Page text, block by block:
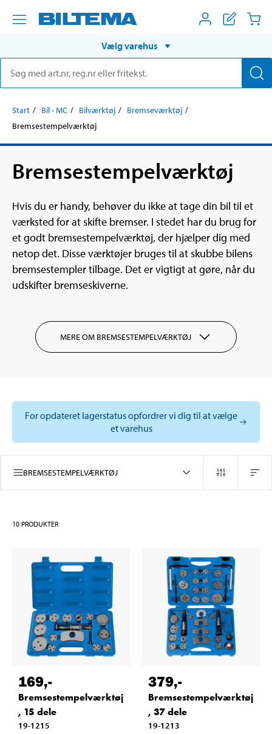
Vælg varehus
Start Bil - MC Bilværktøj
Bremseværktøj
Bremsestempelværktøj
Bremsestempelværktøj
Hvis du er handy, behøver du ikke at tage din bil til et
værksted for at skifte bremser. I stedet har du brug for
et godt bremsestempelværktøj, der hjælper dig med
netop det. Disse værktøjer bruges til at skubbe bilens
bremsestempler tilbage. Det er vigtigt at gøre, når du
udskifter bremseskiverne.
MERE OM BREMSESTEMPELVÆRKTØJ
For opdateret lagerstatus opfordrer vi dig til at vælge
et varehus
BREMSESTEMPELVÆRKTØJ
10 PRODUKTER
169,-
Bremsestempelværktøj
, 15 dele
19-1215
379,-
Bremsestempelværktøj
, 37 dele
19-1213